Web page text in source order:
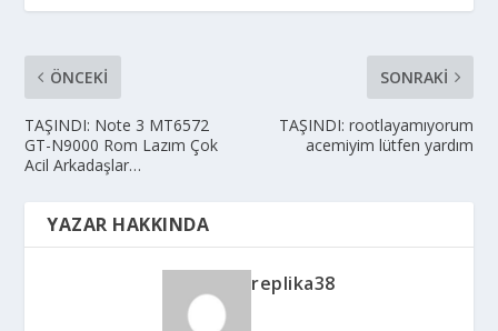
ÖNCEKI
TAŞINDI: Note 3 MT6572
GT-N9000 Rom Lazım Çok
Acil Arkadaşlar…
SONRAKI
TAŞINDI: rootlayamıyorum
acemiyim lütfen yardım
YAZAR HAKKINDA
replika38